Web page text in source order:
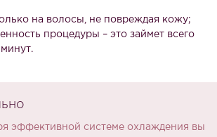
на волосы, не повреждая кожу;
процедуры – это займет всего
эффективной системе охлаждения вы